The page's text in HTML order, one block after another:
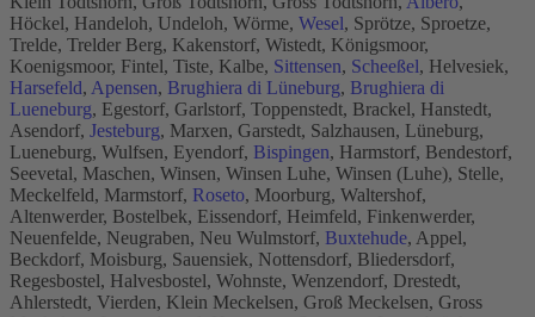
Höckel, Handeloh, Undeloh, Wörme, Wesel, Sprötze, Sproetze,
Trelde, Trelder Berg, Kakenstorf, Wistedt, Königsmoor,
Koenigsmoor, Fintel, Tiste, Kalbe, Sittensen, Scheeßel, Helvesiek,
Harsefeld, Apensen, Brughiera di Lüneburg, Brughiera di
Lueneburg, Egestorf, Garlstorf, Toppenstedt, Brackel, Hanstedt,
Asendorf, Jesteburg, Marxen, Garstedt, Salzhausen, Lüneburg,
Lueneburg, Wulfsen, Eyendorf, Bispingen, Harmstorf, Bendestorf,
Seevetal, Maschen, Winsen, Winsen Luhe, Winsen (Luhe), Stelle,
Meckelfeld, Marmstorf, Roseto, Moorburg, Waltershof,
Altenwerder, Bostelbek, Eissendorf, Heimfeld, Finkenwerder,
Neuenfelde, Neugraben, Neu Wulmstorf, Buxtehude, Appel,
Beckdorf, Moisburg, Sauensiek, Nottensdorf, Bliedersdorf,
Regesbostel, Halvesbostel, Wohnste, Wenzendorf, Drestedt,
Ahlerstedt, Vierden, Klein Meckelsen, Groß Meckelsen, Gross